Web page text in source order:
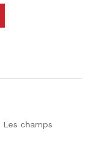
Les champs